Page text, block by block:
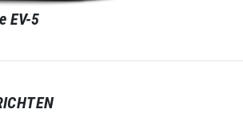
EV-5